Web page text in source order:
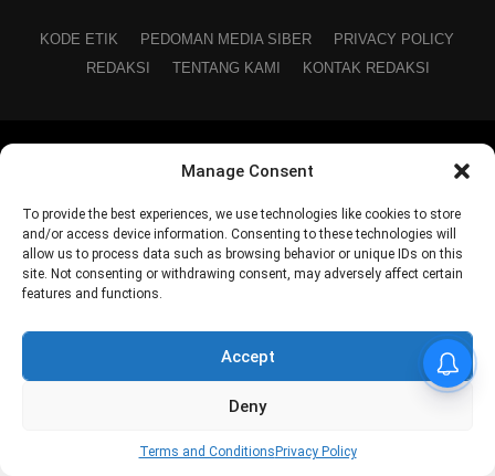
Manage Consent
To provide the best experiences, we use technologies like cookies to store
and/or access device information. Consenting to these technologies will
allow us to process data such as browsing behavior or unique IDs on this
site. Not consenting or withdrawing consent, may adversely affect certain
features and functions.
Accept
Deny
Terms and Conditions Privacy Policy
KODE ETIK PEDOMAN MEDIA SIBER
PRIVACY POLICY
REDAKSI
TENTANG KAMI KONTAK REDAKSI